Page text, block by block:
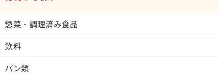
惣菜・調理済み食品
飲料
パン類